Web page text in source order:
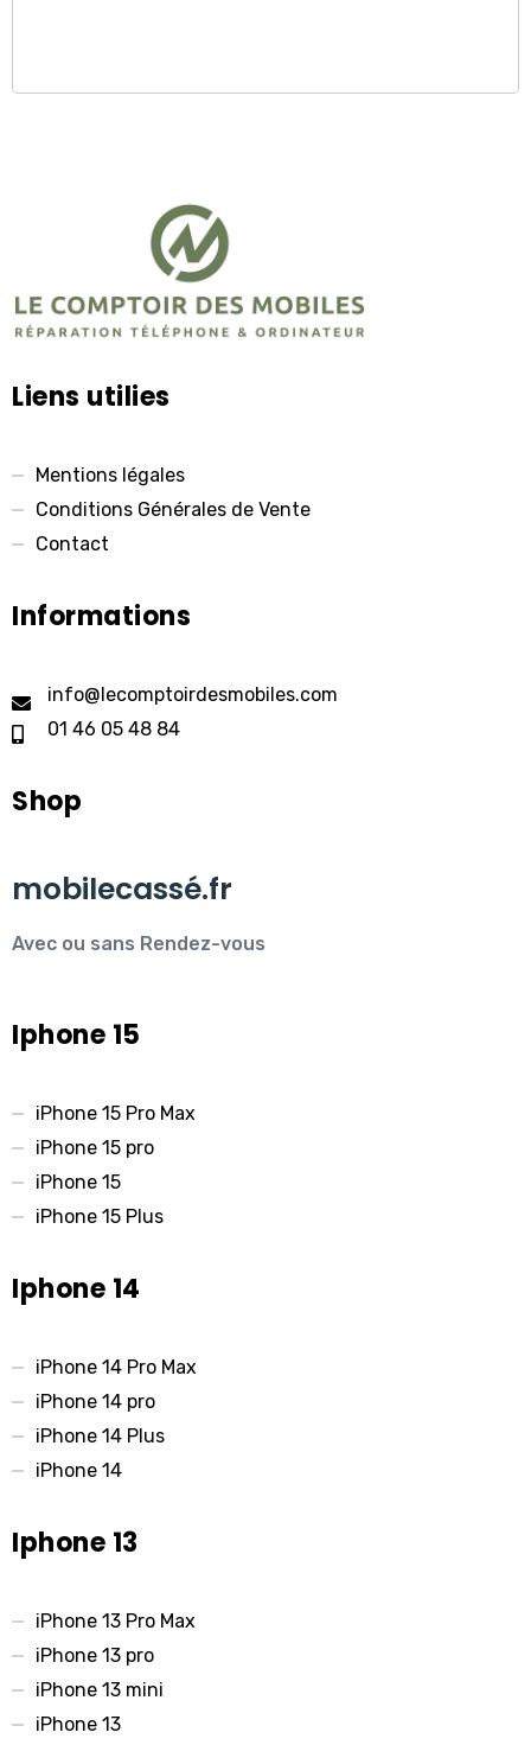
Liens utilies
Mentions légales
Conditions Générales de Vente
Contact
Informations
info@lecomptoirdesmobiles.com
01 46 05 48 84
Shop
mobilecassé.fr
Avec ou sans Rendez-vous
Iphone 15
iPhone 15 Pro Max
iPhone 15 pro
iPhone 15
iPhone 15 Plus
Iphone 14
iPhone 14 Pro Max
iPhone 14 pro
iPhone 14 Plus
iPhone 14
Iphone 13
iPhone 13 Pro Max
iPhone 13 pro
iPhone 13 mini
iPhone 13